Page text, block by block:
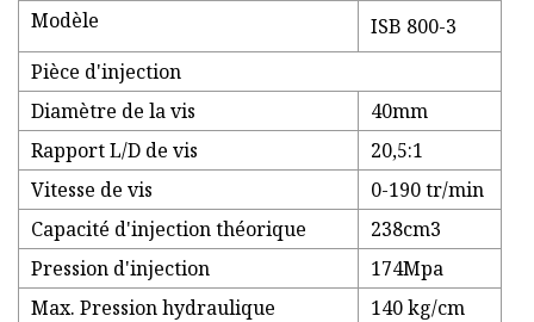
Modèle
ISB 800-3
Pièce d'injection
Diamètre de la vis
40mm
Rapport L/D de vis
20,5:1
Vitesse de vis
0-190 tr/min
Capacité d'injection théorique
238cm3
Pression d'injection
174Mpa
Max. Pression hydraulique
140 kg/cm